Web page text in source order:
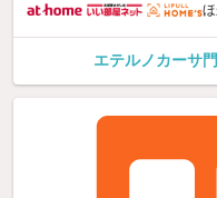
エテルノカーサ